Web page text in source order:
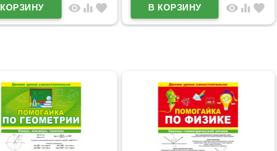
visibility equalizer favorite
visibility equalizer favorite